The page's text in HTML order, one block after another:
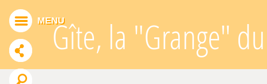
Gîte, la "Grange"
MENU
ADDTHIS EST DÉSACTIVÉ. Autoriser